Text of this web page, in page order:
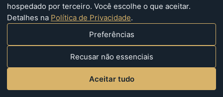
hospedado por terceiro. Você escolhe o que aceitar.
Detalhes na Política de Privacidade.
Preferências
Recusar não essenciais
Aceitar tudo